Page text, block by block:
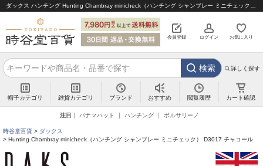
会員登録 ログイン お気に入り
検索 詳しく探す
帽子カテゴリ 雑貨カテゴリ ブランド おすすめ 閲覧履歴 カート確認
注目 パナマハット ハンチング ボルサリーノ
時谷堂百貨
ダックス
Hunting Chambray minicheck（ハンチング シャンブレー ミニチェック） D3017 チャコール